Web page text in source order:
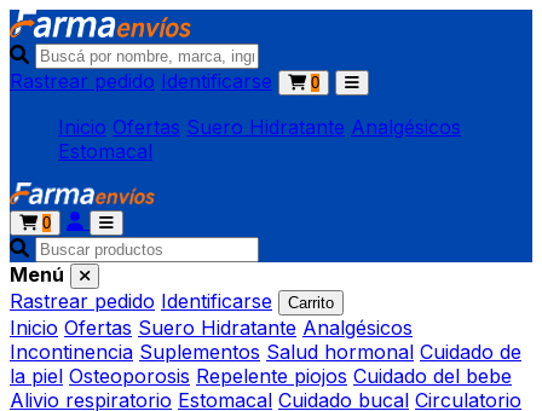
Rastrear pedido Identificarse 0
Inicio Ofertas Suero Hidratante Analgésicos
Estomacal
0
Menú
Rastrear pedido Identificarse Carrito
Inicio Ofertas Suero Hidratante Analgésicos
Incontinencia Suplementos Salud hormonal Cuidado de
la piel Osteoporosis Repelente piojos Cuidado del bebe
Alivio respiratorio Estomacal Cuidado bucal Circulatorio